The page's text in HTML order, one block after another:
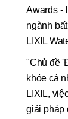
Awards -
ngành
LIXIL
"Chủ đề
khỏe cá
LIXIL,
giải pháp